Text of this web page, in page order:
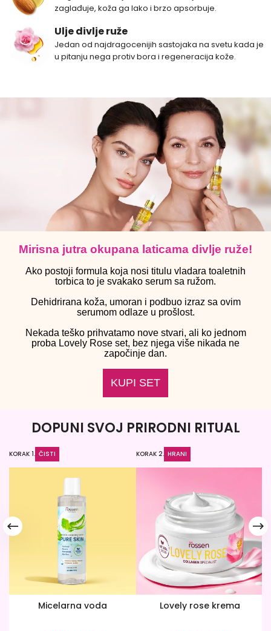
zaglađuje, koža ga lako i brzo apsorbuje.
Ulje divlje ruže
Jedan od najdragocenijih sastojaka na svetu kada je
u pitanju nega protiv bora i regeneracija kože.
Mirisna jutra okupana laticama divlje ruže!
Ako postoji formula koja nosi titulu vladara toaletnih
torbica to je svakako serum sa ružom.
Dehidrirana koža, umoran i podbuo izraz sa ovim
serumom odlaze u prošlost.
Nekada teško prihvatamo nove stvari, ali ko jednom
proba Lovely Rose set, bez njega više nikada ne
započinje dan.
KUPI SET
DOPUNI SVOJ PRIRODNI RITUAL
KORAK 1. ČISTI
Micelarna voda
KORAK 2. HRANI
Lovely rose krema